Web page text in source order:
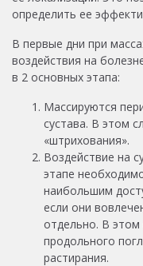
определить ее
В первые дни при
воздействия на
в 2 основных этапа:
Массируются
сустава. В этом
«штрихования».
Воздействие на
этапе
наибольшим
если они
отдельно. В этом
продольного
растирания.